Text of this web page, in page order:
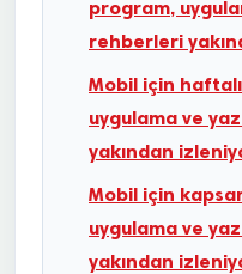
program,
rehberleri
Mobil için
uygulama ve
yakından
Mobil için
uygulama ve
yakından